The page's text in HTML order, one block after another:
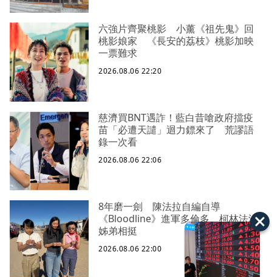
六強片齊聚桃影 小薰《祖先鬼》回
桃影娘家 《長安的荔枝》桃影加映
一票難求
2026.08.06 22:20
慈濟買BNT遇詐！藍白昔嗆政府擋疫
苗「必遭天譴」迴力鏢來了 荒謬語
錄一次看
2026.08.06 22:06
8年磨一劍 陳法拉自編自導
《Bloodline》進軍多倫多 柯林法洛
姊弟相挺
2026.08.06 22:00